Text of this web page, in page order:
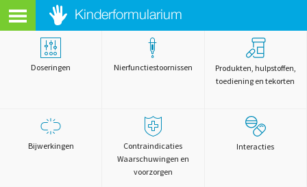
Doseringen Nierfunctiestoornissen
Produkten, hulpstoffen,
toediening en tekorten
Bijwerkingen
Contraindicaties
Waarschuwingen en
voorzorgen
Interacties